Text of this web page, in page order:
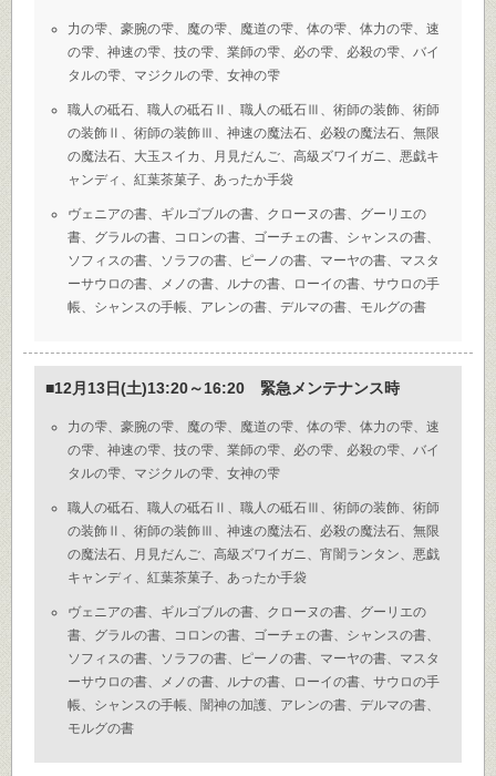
力の雫、豪腕の雫、魔の雫、魔道の雫、体の雫、体力の雫、速
の雫、神速の雫、技の雫、業師の雫、必の雫、必殺の雫、バイ
タルの雫、マジクルの雫、女神の雫
職人の砥石、職人の砥石Ⅱ、職人の砥石Ⅲ、術師の装飾、術師
の装飾Ⅱ、術師の装飾Ⅲ、神速の魔法石、必殺の魔法石、無限
の魔法石、大玉スイカ、月見だんご、高級ズワイガニ、悪戯キ
ャンディ、紅葉茶菓子、あったか手袋
ヴェニアの書、ギルゴブルの書、クローヌの書、グーリエの
書、グラルの書、コロンの書、ゴーチェの書、シャンスの書、
ソフィスの書、ソラフの書、ピーノの書、マーヤの書、マスタ
ーサウロの書、メノの書、ルナの書、ローイの書、サウロの手
帳、シャンスの手帳、アレンの書、デルマの書、モルグの書
■12月13日(土)13:20～16:20 緊急メンテナンス時
力の雫、豪腕の雫、魔の雫、魔道の雫、体の雫、体力の雫、速
の雫、神速の雫、技の雫、業師の雫、必の雫、必殺の雫、バイ
タルの雫、マジクルの雫、女神の雫
職人の砥石、職人の砥石Ⅱ、職人の砥石Ⅲ、術師の装飾、術師
の装飾Ⅱ、術師の装飾Ⅲ、神速の魔法石、必殺の魔法石、無限
の魔法石、月見だんご、高級ズワイガニ、宵闇ランタン、悪戯
キャンディ、紅葉茶菓子、あったか手袋
ヴェニアの書、ギルゴブルの書、クローヌの書、グーリエの
書、グラルの書、コロンの書、ゴーチェの書、シャンスの書、
ソフィスの書、ソラフの書、ピーノの書、マーヤの書、マスタ
ーサウロの書、メノの書、ルナの書、ローイの書、サウロの手
帳、シャンスの手帳、闇神の加護、アレンの書、デルマの書、
モルグの書